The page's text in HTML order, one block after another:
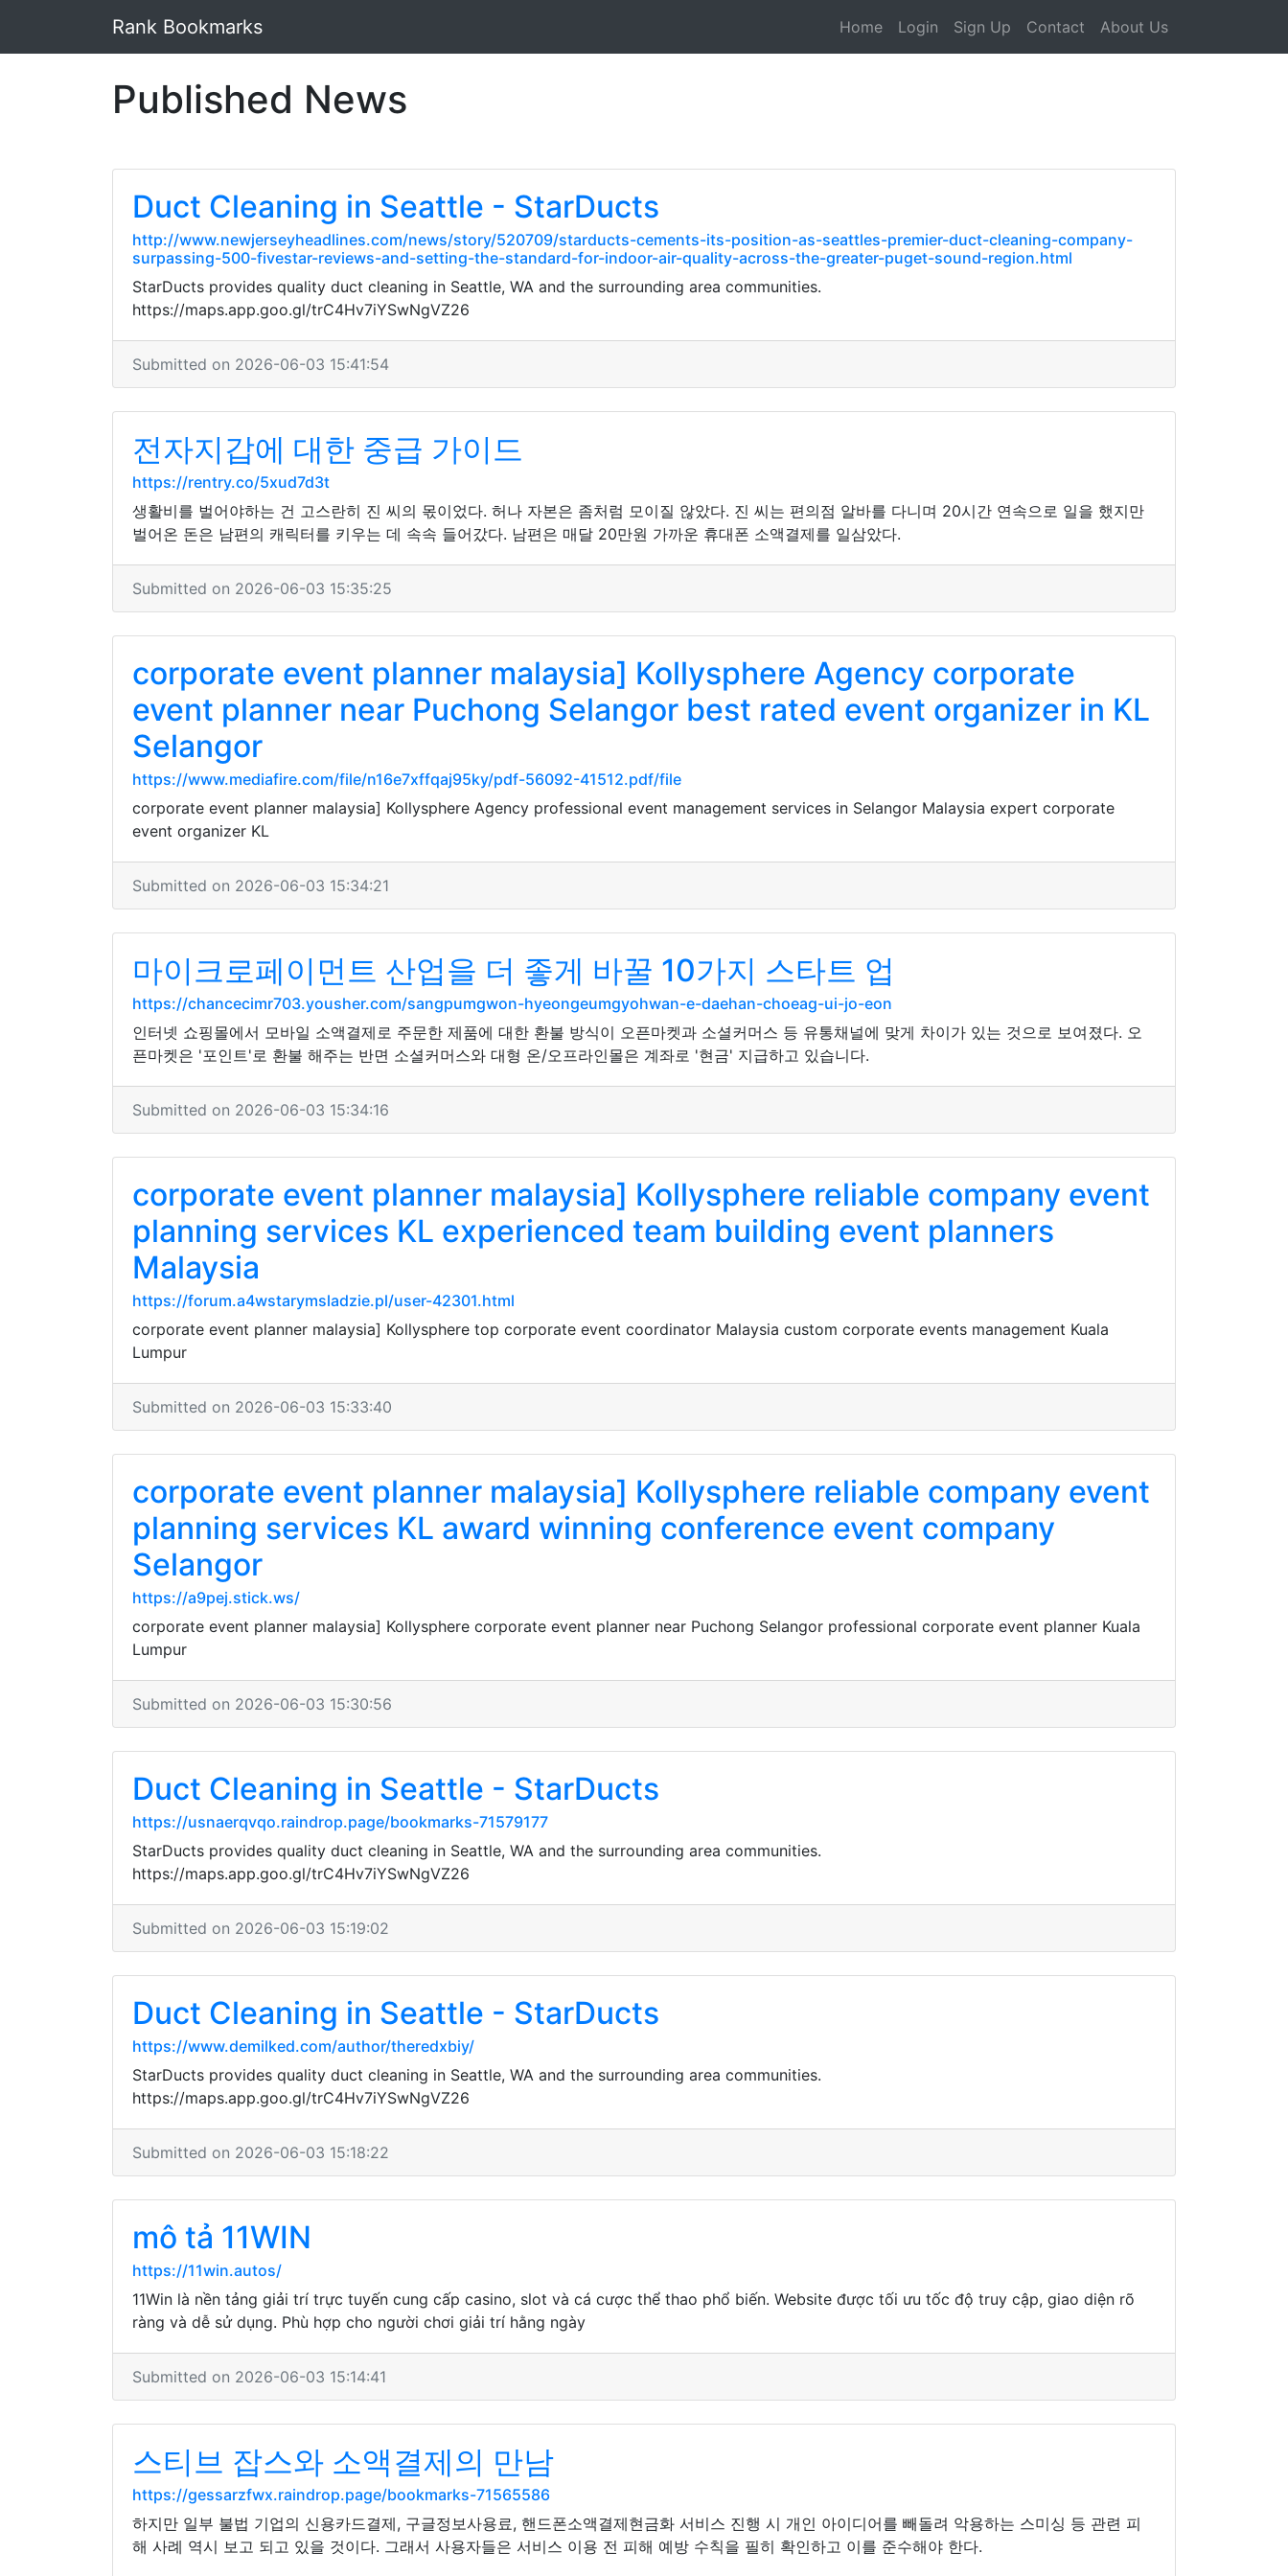
Rank Bookmarks Home Login Sign Up Contact About Us
Published News
Duct Cleaning in Seattle - StarDucts
http://www.newjerseyheadlines.com/news/story/520709/starducts-cements-its-position-as-seattles-premier-duct-cleaning-company-
surpassing-500-fivestar-reviews-and-setting-the-standard-for-indoor-air-quality-across-the-greater-puget-sound-region.html
StarDucts provides quality duct cleaning in Seattle, WA and the surrounding area communities.
https://maps.app.goo.gl/trC4Hv7iYSwNgVZ26
Submitted on 2026-06-03 15:41:54
전자지갑에 대한 중급 가이드
https://rentry.co/5xud7d3t
생활비를 벌어야하는 건 고스란히 진 씨의 몫이었다. 허나 자본은 좀처럼 모이질 않았다. 진 씨는 편의점 알바를 다니며 20시간 연속으로 일을 했지만
벌어온 돈은 남편의 캐릭터를 키우는 데 속속 들어갔다. 남편은 매달 20만원 가까운 휴대폰 소액결제를 일삼았다.
Submitted on 2026-06-03 15:35:25
corporate event planner malaysia] Kollysphere Agency corporate
event planner near Puchong Selangor best rated event organizer in KL
Selangor
https://www.mediafire.com/file/n16e7xffqaj95ky/pdf-56092-41512.pdf/file
corporate event planner malaysia] Kollysphere Agency professional event management services in Selangor Malaysia expert corporate
event organizer KL
Submitted on 2026-06-03 15:34:21
마이크로페이먼트 산업을 더 좋게 바꿀 10가지 스타트 업
https://chancecimr703.yousher.com/sangpumgwon-hyeongeumgyohwan-e-daehan-choeag-ui-jo-eon
인터넷 쇼핑몰에서 모바일 소액결제로 주문한 제품에 대한 환불 방식이 오픈마켓과 소셜커머스 등 유통채널에 맞게 차이가 있는 것으로 보여졌다. 오
픈마켓은 '포인트'로 환불 해주는 반면 소셜커머스와 대형 온/오프라인몰은 계좌로 '현금' 지급하고 있습니다.
Submitted on 2026-06-03 15:34:16
corporate event planner malaysia] Kollysphere reliable company event
planning services KL experienced team building event planners
Malaysia
https://forum.a4wstarymsladzie.pl/user-42301.html
corporate event planner malaysia] Kollysphere top corporate event coordinator Malaysia custom corporate events management Kuala
Lumpur
Submitted on 2026-06-03 15:33:40
corporate event planner malaysia] Kollysphere reliable company event
planning services KL award winning conference event company
Selangor
https://a9pej.stick.ws/
corporate event planner malaysia] Kollysphere corporate event planner near Puchong Selangor professional corporate event planner Kuala
Lumpur
Submitted on 2026-06-03 15:30:56
Duct Cleaning in Seattle - StarDucts
https://usnaerqvqo.raindrop.page/bookmarks-71579177
StarDucts provides quality duct cleaning in Seattle, WA and the surrounding area communities.
https://maps.app.goo.gl/trC4Hv7iYSwNgVZ26
Submitted on 2026-06-03 15:19:02
Duct Cleaning in Seattle - StarDucts
https://www.demilked.com/author/theredxbiy/
StarDucts provides quality duct cleaning in Seattle, WA and the surrounding area communities.
https://maps.app.goo.gl/trC4Hv7iYSwNgVZ26
Submitted on 2026-06-03 15:18:22
mô tả 11WIN
https://11win.autos/
11Win là nền tảng giải trí trực tuyến cung cấp casino, slot và cá cược thể thao phổ biến. Website được tối ưu tốc độ truy cập, giao diện rõ
ràng và dễ sử dụng. Phù hợp cho người chơi giải trí hằng ngày
Submitted on 2026-06-03 15:14:41
스티브 잡스와 소액결제의 만남
https://gessarzfwx.raindrop.page/bookmarks-71565586
하지만 일부 불법 기업의 신용카드결제, 구글정보사용료, 핸드폰소액결제현금화 서비스 진행 시 개인 아이디어를 빼돌려 악용하는 스미싱 등 관련 피
해 사례 역시 보고 되고 있을 것이다. 그래서 사용자들은 서비스 이용 전 피해 예방 수칙을 필히 확인하고 이를 준수해야 한다.